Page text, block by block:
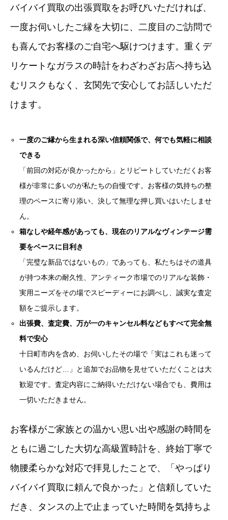
バイバイ買取の出張買取をお呼びいただければ、
一度お伺いしたご縁を大切に、二度目のご訪問で
も喜んでお客様のご自宅へ駆けつけます。重くデ
リケートなガラスの時計をわざわざお店へ持ち込
むリスクもなく、玄関先で安心してお話しいただ
けます。
一度のご縁から生まれる深い信頼関係で、何でも気軽に相談
できる
「前回の対応が良かったから」とリピートしていただくお客
様が非常に多いのが私たちの自慢です。お客様の気持ちの整
理のペースに寄り添い、決して無理な押し買いはいたしませ
ん。
箱なしや経年感があっても、現在のリアルなヴィンテージ需
要をベースに目利き
「完璧な新品ではないもの」であっても、私たちはその道具
が持つ本来の耐久性、アンティーク市場でのリアルな装飾・
実用ニーズをその場でスピーディーにお調べし、誠実な査定
額をご提示します。
出張費、査定費、万が一のキャンセル料などもすべて完全無
料で安心
十日町市内を含め、お伺いしたその場で「実はこれも迷って
いるんだけど…」と追加でお品物を見せていただくことは大
歓迎です。査定内容にご納得いただけない場合でも、費用は
一切いただきません。
お客様がご家族との温かい思い出や感謝の時間を
ともに過ごした大切な高級置時計を、終始丁寧で
物腰柔らかな対応で拝見したことで、「やっぱり
バイバイ買取に頼んで良かった」と信頼していた
だき、タンスの上で止まっていた時間を気持ちよ